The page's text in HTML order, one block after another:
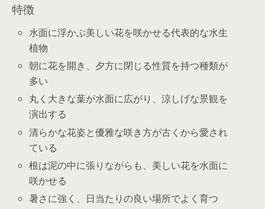
特徴
水面に浮かぶ美しい花を咲かせる代表的な水生
植物
朝に花を開き、夕方に閉じる性質を持つ種類が
多い
丸く大きな葉が水面に広がり、涼しげな景観を
演出する
清らかな花姿と優雅な咲き方が古くから愛され
ている
根は泥の中に張りながらも、美しい花を水面に
咲かせる
暑さに強く、日当たりの良い場所でよく育つ